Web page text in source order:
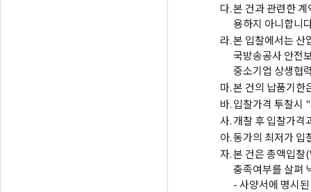
다.본 건과 관련한
용하지 아니합니
라.본 입찰에서는 산
국방송공사 안전
중소기업 상생협
마.본 건의 납품기한
바.입찰가격 투찰시
사.개찰 후 입찰가격
아.동가의 최저가 입
자.본 건은 총액입찰
충족여부를 살펴
- 사양서에 명시